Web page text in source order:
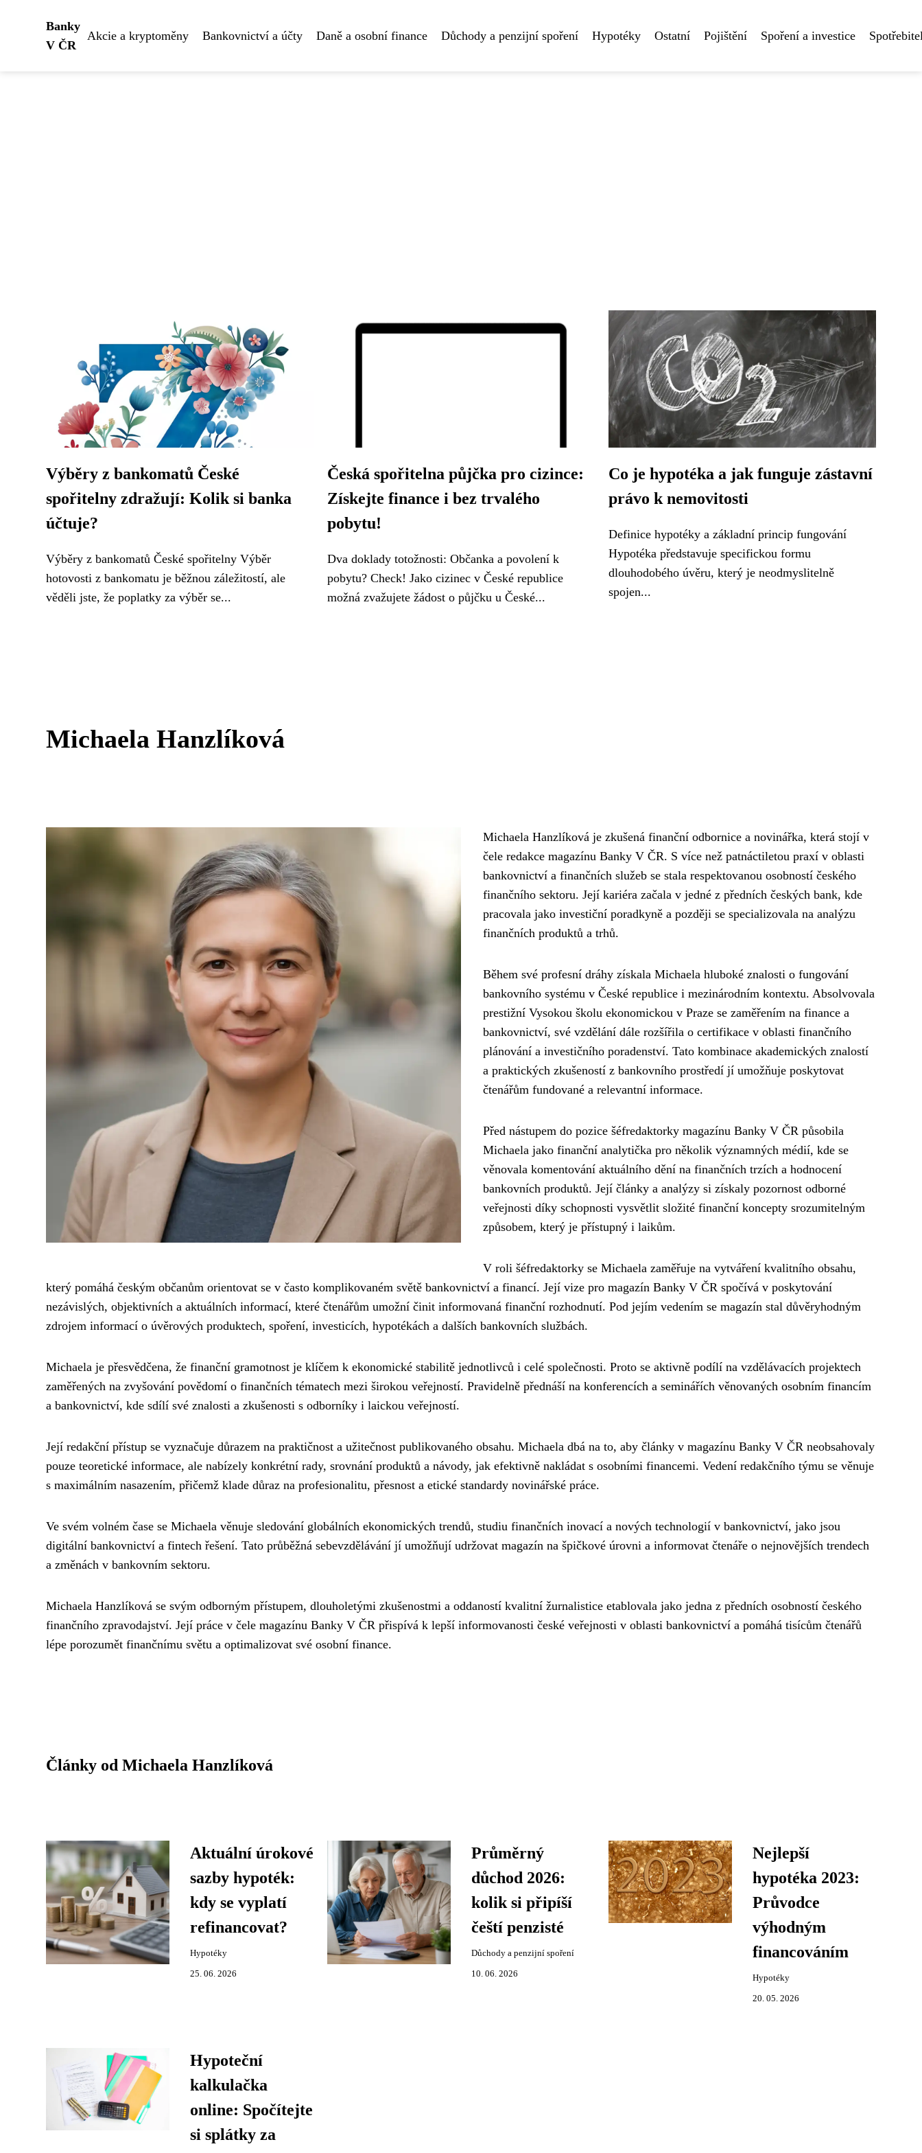
Banky
V ČR
Akcie a kryptoměny Bankovnictví a účty Daně a osobní finance Důchody a penzijní spoření Hypotéky Ostatní Pojištění Spoření a investice
Výběry z bankomatů České
spořitelny zdražují: Kolik si banka
účtuje?
Výběry z bankomatů České spořitelny Výběr
hotovosti z bankomatu je běžnou záležitostí, ale
věděli jste, že poplatky za výběr se...
Česká spořitelna půjčka pro cizince:
Získejte finance i bez trvalého
pobytu!
Dva doklady totožnosti: Občanka a povolení k
pobytu? Check! Jako cizinec v České republice
možná zvažujete žádost o půjčku u České...
Co je hypotéka a jak funguje zástavní
právo k nemovitosti
Definice hypotéky a základní princip fungování
Hypotéka představuje specifickou formu
dlouhodobého úvěru, který je neodmyslitelně
spojen...
Michaela Hanzlíková
Michaela Hanzlíková je zkušená finanční odbornice a novinářka, která stojí v
čele redakce magazínu Banky V ČR. S více než patnáctiletou praxí v oblasti
bankovnictví a finančních služeb se stala respektovanou osobností českého
finančního sektoru. Její kariéra začala v jedné z předních českých bank, kde
pracovala jako investiční poradkyně a později se specializovala na analýzu
finančních produktů a trhů.
Během své profesní dráhy získala Michaela hluboké znalosti o fungování
bankovního systému v České republice i mezinárodním kontextu. Absolvovala
prestižní Vysokou školu ekonomickou v Praze se zaměřením na finance a
bankovnictví, své vzdělání dále rozšířila o certifikace v oblasti finančního
plánování a investičního poradenství. Tato kombinace akademických znalostí
a praktických zkušeností z bankovního prostředí jí umožňuje poskytovat
čtenářům fundované a relevantní informace.
Před nástupem do pozice šéfredaktorky magazínu Banky V ČR působila
Michaela jako finanční analytička pro několik významných médií, kde se
věnovala komentování aktuálního dění na finančních trzích a hodnocení
bankovních produktů. Její články a analýzy si získaly pozornost odborné
veřejnosti díky schopnosti vysvětlit složité finanční koncepty srozumitelným
způsobem, který je přístupný i laikům.
V roli šéfredaktorky se Michaela zaměřuje na vytváření kvalitního obsahu,
který pomáhá českým občanům orientovat se v často komplikovaném světě bankovnictví a financí. Její vize pro magazín Banky V ČR spočívá v poskytování
nezávislých, objektivních a aktuálních informací, které čtenářům umožní činit informovaná finanční rozhodnutí. Pod jejím vedením se magazín stal důvěryhodným
zdrojem informací o úvěrových produktech, spoření, investicích, hypotékách a dalších bankovních službách.
Michaela je přesvědčena, že finanční gramotnost je klíčem k ekonomické stabilitě jednotlivců i celé společnosti. Proto se aktivně podílí na vzdělávacích projektech
zaměřených na zvyšování povědomí o finančních tématech mezi širokou veřejností. Pravidelně přednáší na konferencích a seminářích věnovaných osobním financím
a bankovnictví, kde sdílí své znalosti a zkušenosti s odborníky i laickou veřejností.
Její redakční přístup se vyznačuje důrazem na praktičnost a užitečnost publikovaného obsahu. Michaela dbá na to, aby články v magazínu Banky V ČR neobsahovaly
pouze teoretické informace, ale nabízely konkrétní rady, srovnání produktů a návody, jak efektivně nakládat s osobními financemi. Vedení redakčního týmu se věnuje
s maximálním nasazením, přičemž klade důraz na profesionalitu, přesnost a etické standardy novinářské práce.
Ve svém volném čase se Michaela věnuje sledování globálních ekonomických trendů, studiu finančních inovací a nových technologií v bankovnictví, jako jsou
digitální bankovnictví a fintech řešení. Tato průběžná sebevzdělávání jí umožňují udržovat magazín na špičkové úrovni a informovat čtenáře o nejnovějších trendech
a změnách v bankovním sektoru.
Michaela Hanzlíková se svým odborným přístupem, dlouholetými zkušenostmi a oddaností kvalitní žurnalistice etablovala jako jedna z předních osobností českého
finančního zpravodajství. Její práce v čele magazínu Banky V ČR přispívá k lepší informovanosti české veřejnosti v oblasti bankovnictví a pomáhá tisícům čtenářů
lépe porozumět finančnímu světu a optimalizovat své osobní finance.
Články od Michaela Hanzlíková
Aktuální úrokové
sazby hypoték:
kdy se vyplatí
refinancovat?
Hypotéky
25. 06. 2026
Průměrný
důchod 2026:
kolik si připíší
čeští penzisté
Důchody a penzijní spoření
10. 06. 2026
Nejlepší
hypotéka 2023:
Průvodce
výhodným
financováním
Hypotéky
20. 05. 2026
Hypoteční
kalkulačka
online: Spočítejte
si splátky za